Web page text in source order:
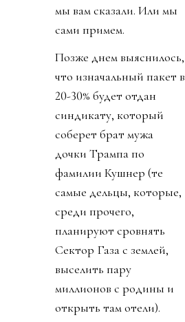
мы вам сказали. Или мы
сами примем.
Позже днем выяснилось,
что изначальный пакет в
20-30% будет отдан
синдикату, который
соберет брат мужа
дочки Трампа по
фамилии Кушнер (те
самые дельцы, которые,
среди прочего,
планируют сровнять
Сектор Газа с землей,
выселить пару
миллионов с родины и
открыть там отели).